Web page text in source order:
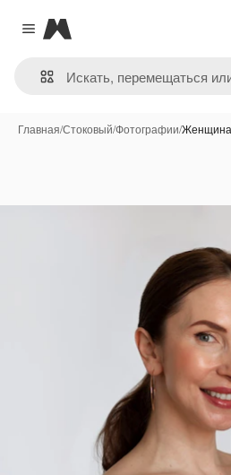
Close menu
Magnific
Главная/Стоковый/Фотографии/Женщина